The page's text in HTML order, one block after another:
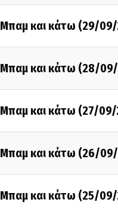
Μπαμ και κάτω (29/
Μπαμ και κάτω (28/
Μπαμ και κάτω (27/09/
Μπαμ και κάτω (26/
Μπαμ και κάτω (25/